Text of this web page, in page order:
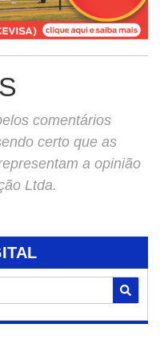
comentários
certo que as
a opinião
Ltda.